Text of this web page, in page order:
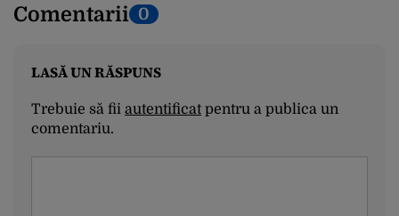
Comentarii 0
LASĂ UN RĂSPUNS
Trebuie să fii autentificatpentru a publica un
comentariu.